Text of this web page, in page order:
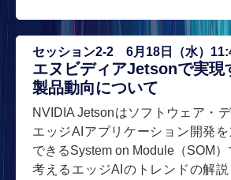
セッション2-2 6月18日（水）
エヌビディアJetsonで実現
製品動向について
NVIDIA Jetsonはソフトウェア・
エッジAIアプリケーション開発
できるSystem on Module（SOM
考えるエッジAIのトレンドの解説